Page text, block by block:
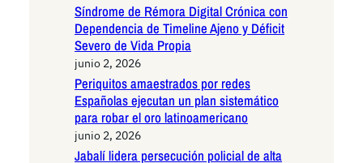
Síndrome de Rémora Digital Crónica con
Dependencia de Timeline Ajeno y Déficit
Severo de Vida Propia
junio 2, 2026
Periquitos amaestrados por redes
Españolas ejecutan un plan sistemático
para robar el oro latinoamericano
junio 2, 2026
Jabalí lidera persecución policial de alta